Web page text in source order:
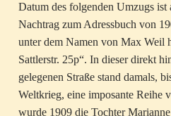
Datum des folgenden Umzugs ist
Nachtrag zum Adressbuch von
unter dem Namen von Max Weil
Sattlerstr. 25p“. In dieser direkt
gelegenen Straße stand damals,
Weltkrieg, eine imposante Reihe
wurde 1909 die Tochter